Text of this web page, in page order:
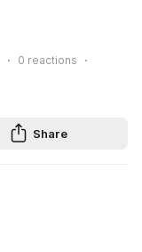
0 reactions
Share